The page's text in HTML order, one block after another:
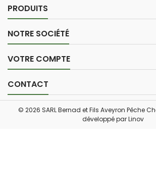
PRODUITS
NOTRE SOCIÉTÉ
VOTRE COMPTE
CONTACT
© 2026 SARL Bernad et Fils Aveyron Pêche
développé parLinov